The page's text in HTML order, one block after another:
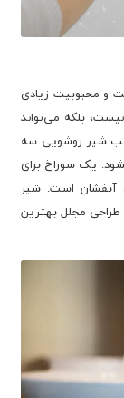
و محبوبیت زیادی
بلکه می‌تواند
شیر روشویی سه
یک سوراخ برای
آبفشان است. شیر
مجلل بهترین